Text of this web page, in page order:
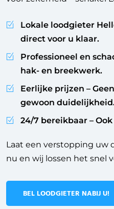
Lokale loodgieter
direct voor u klaar.
Professioneel en
hak- en breekwerk.
Eerlijke prijzen –
gewoon
24/7 bereikbaar –
Laat een verstopping uw
nu en wij lossen het snel
BEL LOODGIETER NABIJ U!